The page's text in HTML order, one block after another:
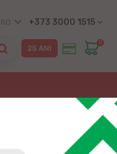
RO +373 3000 1515
0